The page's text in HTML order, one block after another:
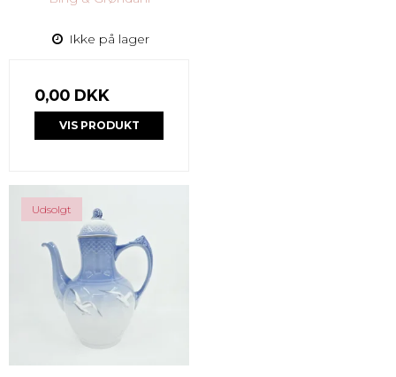
Ikke på lager
0,00 DKK
VIS PRODUKT
Udsolgt